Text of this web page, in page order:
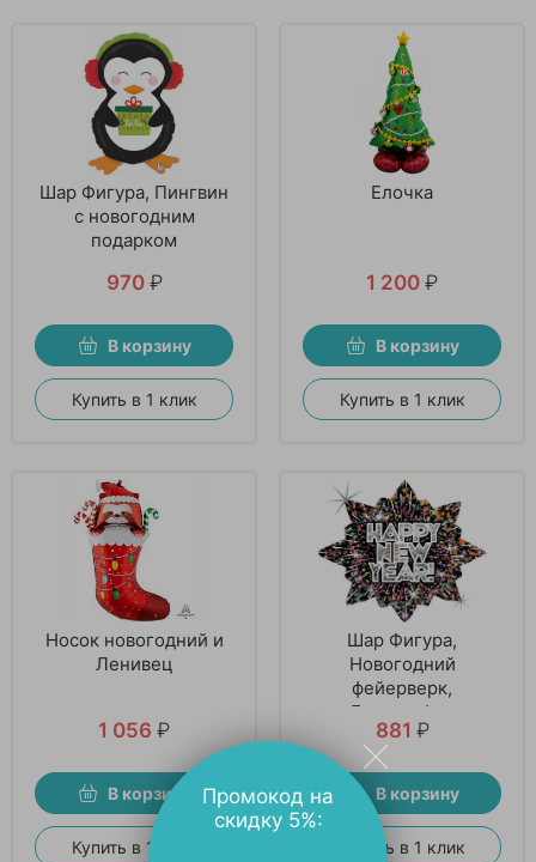
Шар Фигура, Пингвин
с новогодним
подарком
970 ₽
В корзину
Купить в 1 клик
Елочка
1 200 ₽
В корзину
Купить в 1 клик
Носок новогодний и
Ленивец
1 056 ₽
В корзину
Купить в 1 клик
Шар Фигура,
Новогодний
фейерверк,
Голография
881 ₽
В корзину
Купить в 1 клик
Промокод на
скидку 5%: